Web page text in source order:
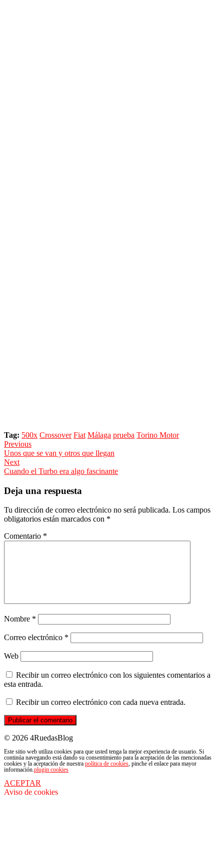
Tag: 500x Crossover Fiat Málaga prueba Torino Motor
Navegación
de
entradas
Previous
Previous
post:
Unos que se van y otros que llegan
Next
Next
Cuando el Turbo era algo fascinante
Deja una respuesta
Tu dirección de correo electrónico no será publicada. Los campos
obligatorios están marcados con *
Comentario *
Nombre *
Correo electrónico *
Web
Recibir un correo electrónico con los siguientes comentarios a
esta entrada.
Recibir un correo electrónico con cada nueva entrada.
© 2026 4RuedasBlog
Este sitio web utiliza cookies para que usted tenga la mejor experiencia de usuario. Si
continúa navegando está dando su consentimiento para la aceptación de las mencionadas
cookies y la aceptación de nuestra política de cookies, pinche el enlace para mayor
información.plugin cookies
ACEPTAR
Aviso de cookies